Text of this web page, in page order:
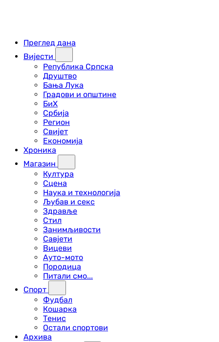
Преглед дана
Вијести
Република Српска
Друштво
Бања Лука
Градови и општине
БиХ
Србија
Регион
Свијет
Економија
Хроника
Магазин
Култура
Сцена
Наука и технологија
Љубав и секс
Здравље
Стил
Занимљивости
Савјети
Вицеви
Ауто-мото
Породица
Питали смо...
Спорт
Фудбал
Кошарка
Тенис
Остали спортови
Архива